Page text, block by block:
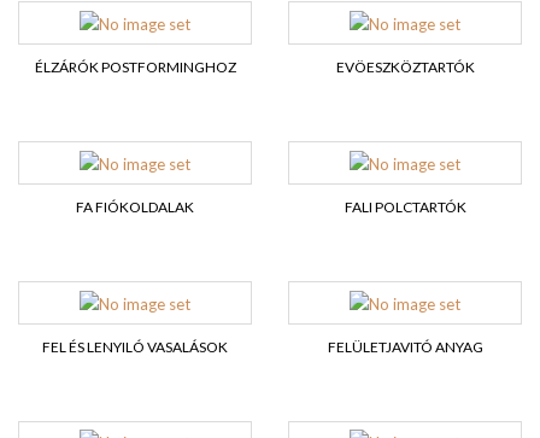
ÉLZÁRÓK POSTFORMINGHOZ EVÖESZKÖZTARTÓK
FA FIÓKOLDALAK FALI POLCTARTÓK
FEL ÉS LENYILÓ VASALÁSOK FELÜLETJAVITÓ ANYAG